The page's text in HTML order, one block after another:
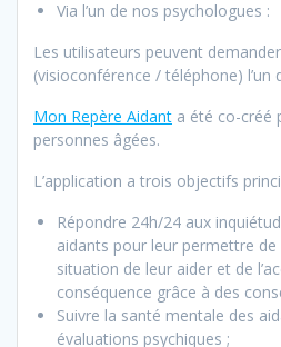
Via l’un de nos psychologues :
Les utilisateurs peuvent
(visioconférence / téléphone) l’un
Mon Repère Aidant a été co-créé
personnes âgées.
L’application a trois objectifs
Répondre 24h/24 aux
aidants pour leur permettre
situation de leur aider et de
conséquence grâce à des
Suivre la santé mentale des
évaluations psychiques ;